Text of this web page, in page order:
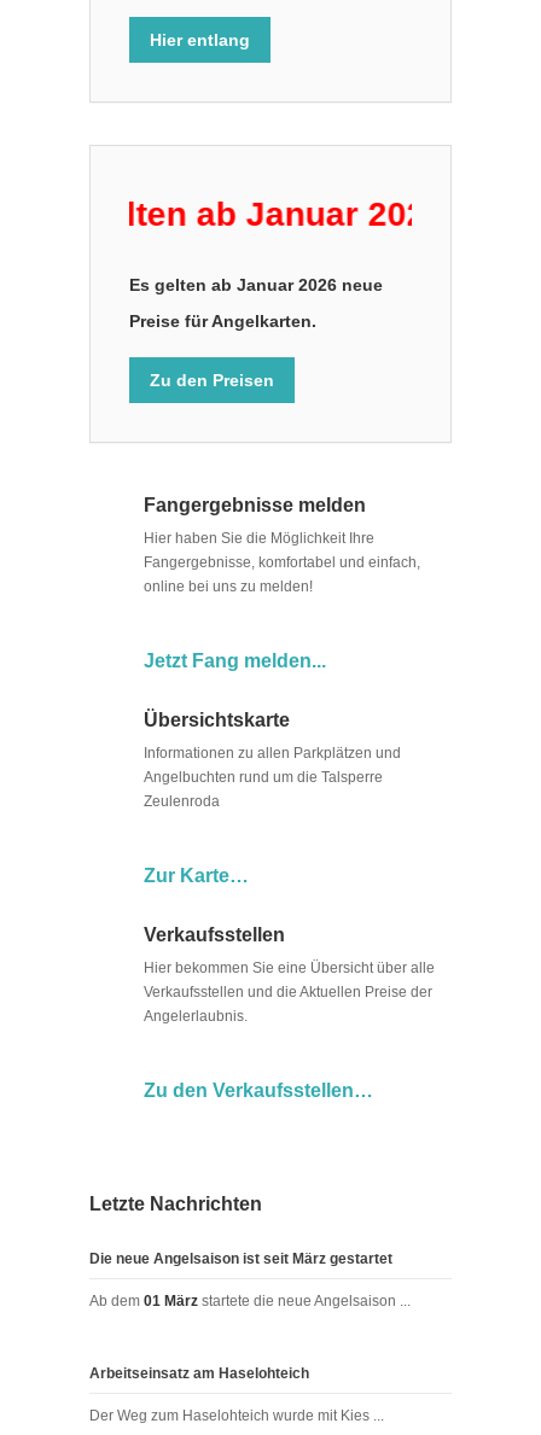
Hier entlang
gelten ab Januar 2026 neue
Es gelten ab Januar 2026 neue
Preise für Angelkarten.
Zu den Preisen
Fangergebnisse melden
Hier haben Sie die Möglichkeit Ihre
Fangergebnisse, komfortabel und einfach,
online bei uns zu melden!
Jetzt Fang melden...
Übersichtskarte
Informationen zu allen Parkplätzen und
Angelbuchten rund um die Talsperre
Zeulenroda
Zur Karte…
Verkaufsstellen
Hier bekommen Sie eine Übersicht über alle
Verkaufsstellen und die Aktuellen Preise der
Angelerlaubnis.
Zu den Verkaufsstellen…
Letzte Nachrichten
Die neue Angelsaison ist seit März gestartet
Ab dem 01 März startete die neue Angelsaison ...
Arbeitseinsatz am Haselohteich
Der Weg zum Haselohteich wurde mit Kies ...